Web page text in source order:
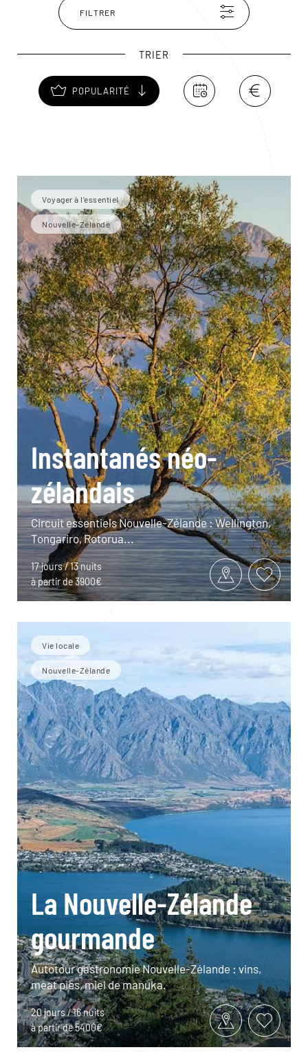
FILTRER
TRIER
POPULARITÉ
Voyager à l’essentiel
Nouvelle-Zélande
Instantanés néo-
zélandais
Circuit essentiels Nouvelle-Zélande : Wellington,
Tongariro, Rotorua...
17 jours / 13 nuits
à partir de 3900€
Vie locale
Nouvelle-Zélande
La Nouvelle-Zélande
gourmande
Autotour gastronomie Nouvelle-Zélande : vins,
meat pies, miel de manuka.
20 jours / 16 nuits
à partir de 5400€